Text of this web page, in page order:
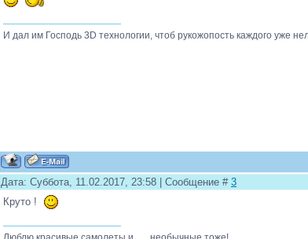
И дал им Господь 3D технологии, чтоб рукожопость каждого уже
Дата: Суббота, 11.02.2017, 23:58 | Сообщение # 3
Круто !